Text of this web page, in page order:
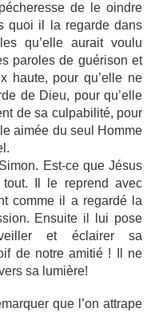
de le oindre
quoi il la regarde dans
qu’elle aurait voulu
paroles de guérison et
haute, pour qu’elle ne
de Dieu, pour qu’elle
de sa culpabilité, pour
aimée du seul Homme
Est-ce que Jésus
tout. Il le reprend avec
comme il a regardé la
Ensuite il lui pose
et éclairer sa
de notre amitié ! Il ne
sa lumière!
que l’on attrape